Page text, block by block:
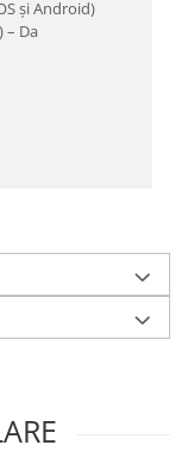
și Android)
– Da